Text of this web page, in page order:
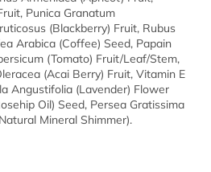
Punica Granatum
(Blackberry) Fruit, Rubus
Arabica (Coffee) Seed, Papain
(Tomato) Fruit/Leaf/Stem,
(Acai Berry) Fruit, Vitamin E
Angustifolia (Lavender) Flower
Oil) Seed, Persea Gratissima
Mineral Shimmer).